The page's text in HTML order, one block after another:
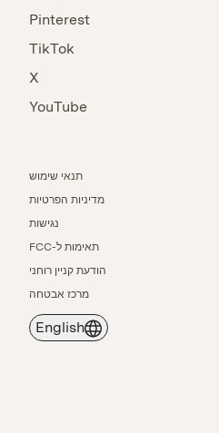
Pinterest
TikTok
X
YouTube
תנאי שימוש
מדיניות הפרטיות
נגישות
תאימות ל-FCC
הודעת קניין רוחני
מרכז אבטחה
English